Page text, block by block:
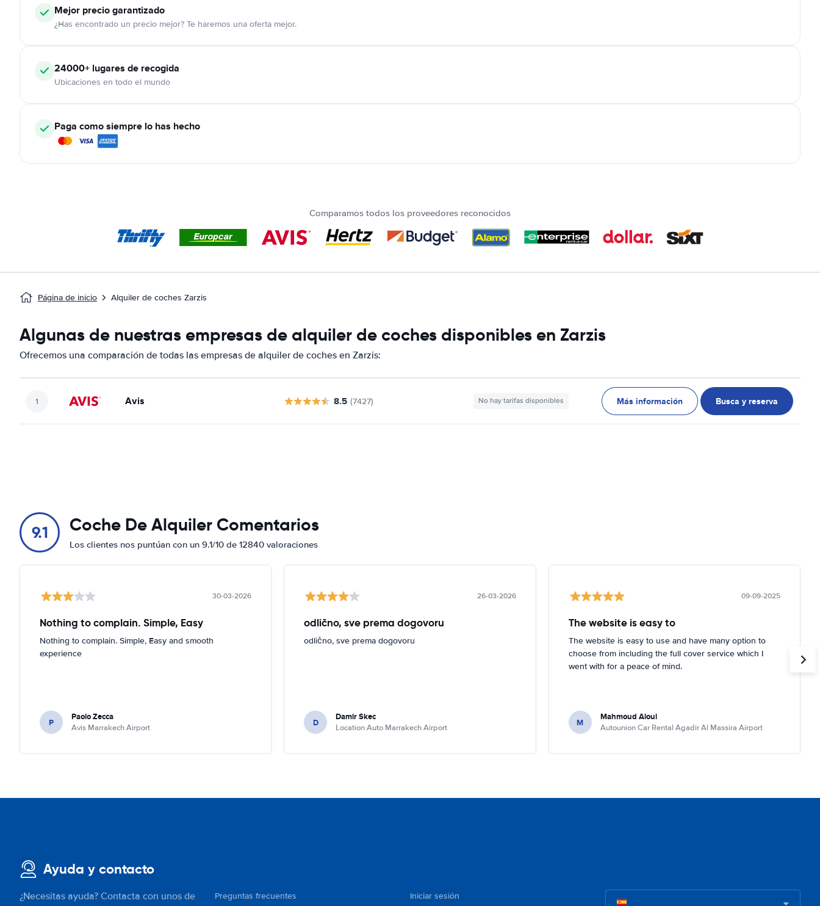
Mejor precio garantizado
¿Has encontrado un precio mejor? Te haremos una oferta mejor.
24000+ lugares de recogida
Ubicaciones en todo el mundo
Paga como siempre lo has hecho
Comparamos todos los proveedores reconocidos
Página de inicio Alquiler de coches Zarzis
Algunas de nuestras empresas de alquiler de coches disponibles en Zarzis
Ofrecemos una comparación de todas las empresas de alquiler de coches en Zarzis:
Avis 8.5 (7427) No hay tarifas disponibles Más información Busca y reserva
9.1 Coche De Alquiler Comentarios
Los clientes nos puntúan con un 9.1/10 de 12840 valoraciones
30-03-2026
Nothing to complain. Simple, Easy
Nothing to complain. Simple, Easy and smooth
experience
P Paolo Zecca
Avis Marrakech Airport
26-03-2026
odlično, sve prema dogovoru
odlično, sve prema dogovoru
D Damir Skec
Location Auto Marrakech Airport
09-09-2025
The website is easy to
The website is easy to use and have many option to
choose from including the full cover service which I
went with for a peace of mind.
M Mahmoud Aloui
Autounion Car Rental Agadir Al Massira Airport
Ayuda y contacto
¿Necesitas ayuda? Contacta con unos de
Preguntas frecuentes Iniciar sesión